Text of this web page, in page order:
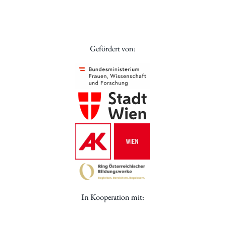
Gefördert von:
In Kooperation mit: